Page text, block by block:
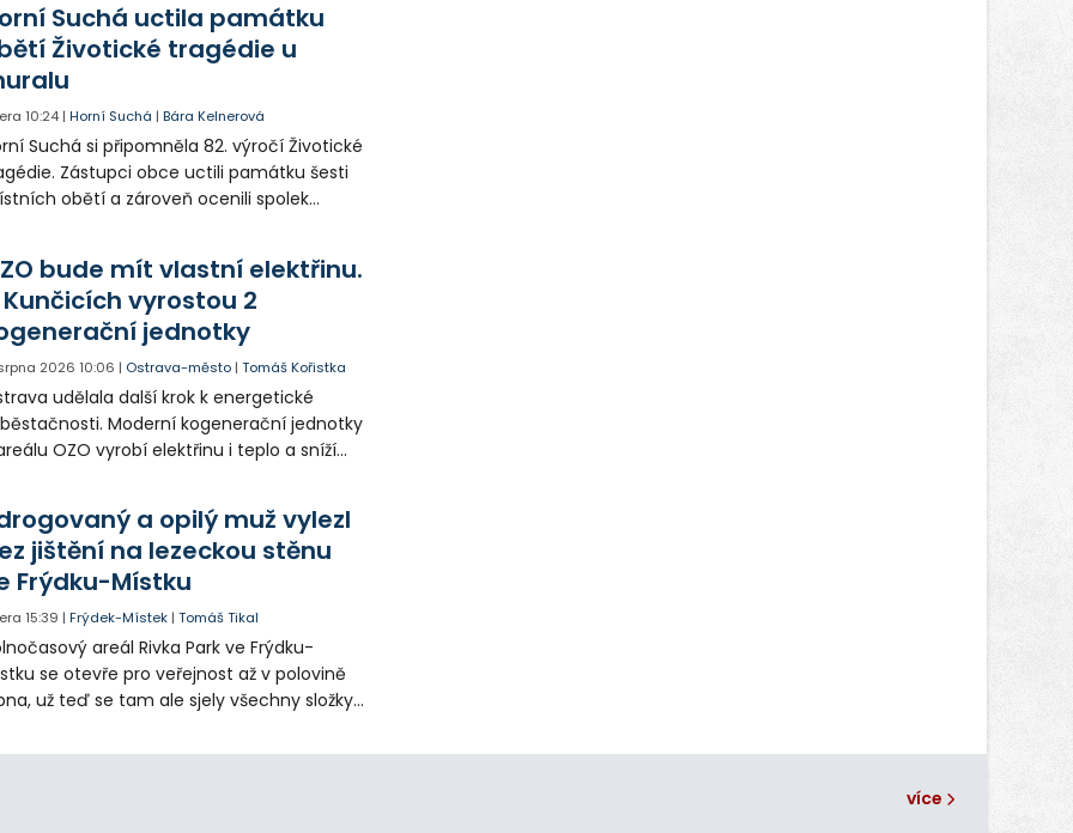
Suchá uctila památku
Životické tragédie u
10:24 |Horní Suchá |Bára Kelnerová
Suchá si připomněla 82. výročí Životické
Zástupci obce uctili památku šesti
obětí a zároveň ocenili spolek
bude mít vlastní elektřinu.
Kunčicích vyrostou 2
jednotky
2026 10:06 | Ostrava-město |Tomáš Kořistka
udělala další krok k energetické
Moderní kogenerační jednotky
OZO vyrobí elektřinu i teplo a sníží
a opilý muž vylezl
jištění na lezeckou stěnu
Frýdku-Místku
15:39 |Frýdek-Místek |Tomáš Tikal
areál Rivka Park ve Frýdku-
se otevře pro veřejnost až v polovině
už teď se tam ale sjely všechny složky
opilého muže pod vlivem drog do
více